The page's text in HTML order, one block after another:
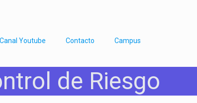
Canal Youtube Contacto Campus
de Riesgo